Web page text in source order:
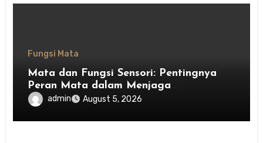
Fungsi Mata
Mata dan Fungsi Sensori: Pentingnya
Peran Mata dalam Menjaga
Keseimbangan Tubuh
admin August 5, 2026